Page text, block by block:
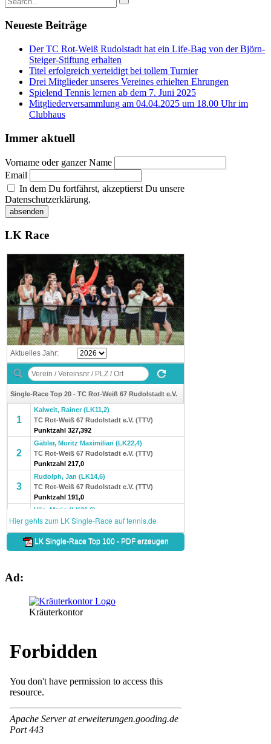
Neueste Beiträge
Der TC Rot-Weiß Rudolstadt hat ein Life-Bag von der Björn-
Steiger-Stiftung erhalten
Titel erfolgreich verteidigt bei tollem Turnier
Drei Mitglieder unseres Vereines erhielten Ehrungen
Spielend Tennis lernen ab dem 7. Juni 2025
Mitgliederversammlung am 04.04.2025 um 18.00 Uhr im
Clubhaus
Immer aktuell
Vorname oder ganzer Name
Email
In dem Du fortfährst, akzeptierst Du unsere
Datenschutzerklärung.
LK Race
Ad:
Kräuterkontor